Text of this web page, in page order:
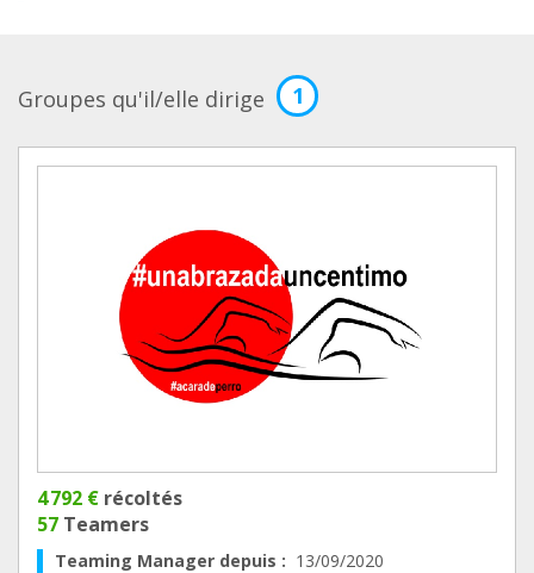
Groupes qu'il/elle dirige 1
4 792 € récoltés
57 Teamers
Teaming Manager depuis : 13/09/2020